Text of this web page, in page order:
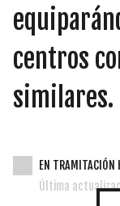
centros
similares.
EN TRAMITACIÓN
Última